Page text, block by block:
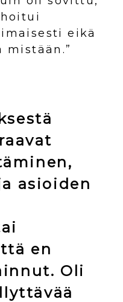
eikä
asioiden
en
Oli